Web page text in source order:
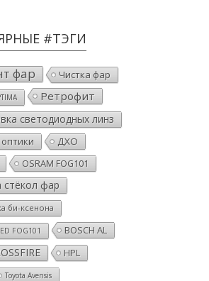
#ТЭГИ
фар Чистка фар
Ретрофит
светодиодных линз
ДХО
OSRAM FOG101
стёкол фар
би-ксенона
FOG101 BOSCH AL
HPL
Toyota Avensis